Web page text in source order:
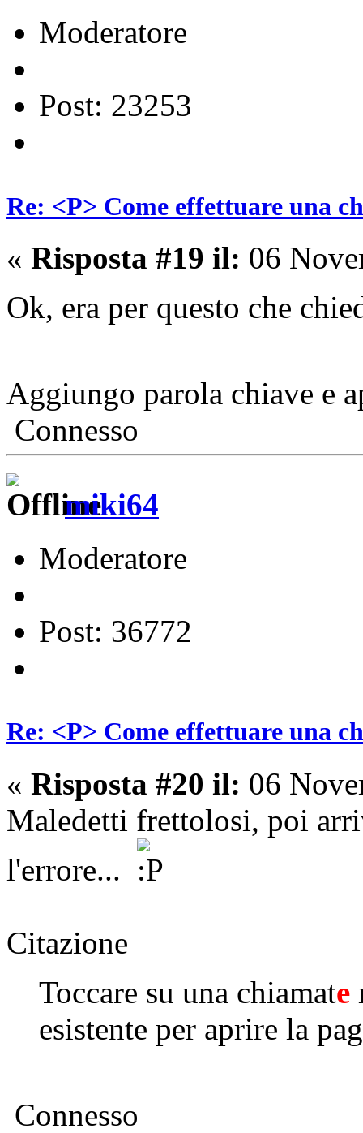
Moderatore
Post: 23253
Re: <P> Come effettuare una
« Risposta #19 il: 06
Ok, era per questo che
Aggiungo parola chiave e
Connesso
miki64
Moderatore
Post: 36772
Re: <P> Come effettuare una
« Risposta #20 il: 06
Maledetti frettolosi, poi
l'errore...
Citazione
Toccare su una chiamate
esistente per aprire la
Connesso